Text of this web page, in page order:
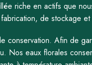
riche en actifs que
de stockage
conservation. Afin de
Nos eaux florales